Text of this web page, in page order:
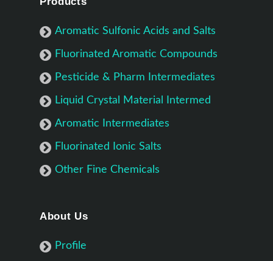
Aromatic Sulfonic Acids and Salts
Fluorinated Aromatic Compounds
Pesticide & Pharm Intermediates
Liquid Crystal Material Intermed
Aromatic Intermediates
Fluorinated Ionic Salts
Other Fine Chemicals
About Us
Profile